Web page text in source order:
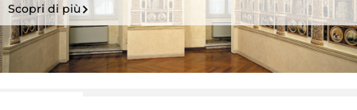
Scopri di più